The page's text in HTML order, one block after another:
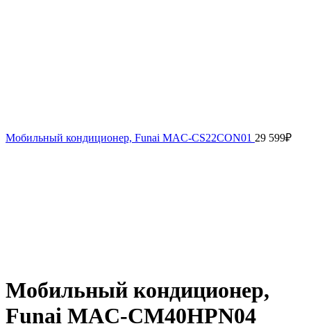
Мобильный кондиционер, Funai MAC-CS22CON01 29 599₽
Мобильный кондиционер,
Funai MAC-CM40HPN04